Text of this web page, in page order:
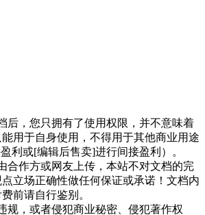
后，您只拥有了使用权限，并不意味着
用于自身使用，不得用于其他商业用途
利或[编辑后售卖]进行间接盈利）。
合作方或网友上传，本站不对文档的完
立场正确性做任何保证或承诺！文档内
前请自行鉴别。
规，或者侵犯商业秘密、侵犯著作权